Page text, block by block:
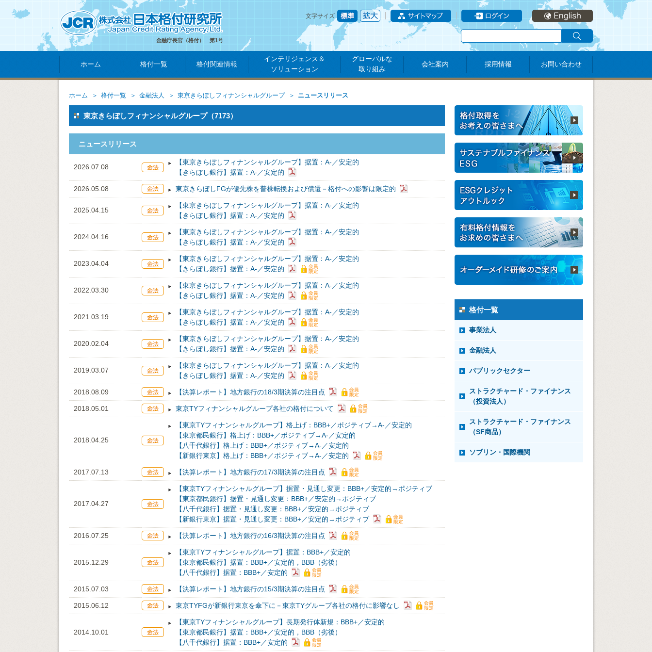
金融庁長官（格付） 第1号
文字サイズ
ホーム 格付一覧 格付関連情報
インテリジェンス＆
ソリューション
グローバルな
取り組み
会社案内 採用情報 お問い合わせ
ホーム 格付一覧 金融法人 東京きらぼしフィナンシャルグループ ニュースリリース
東京きらぼしフィナンシャルグループ（7173）
ニュースリリース
2026.07.08
【東京きらぼしフィナンシャルグループ】据置：A-／安定的
【きらぼし銀行】据置：A-／安定的
2026.05.08 東京きらぼしFGが優先株を普株転換および償還－格付への影響は限定的
2025.04.15
【東京きらぼしフィナンシャルグループ】据置：A-／安定的
【きらぼし銀行】据置：A-／安定的
2024.04.16
【東京きらぼしフィナンシャルグループ】据置：A-／安定的
【きらぼし銀行】据置：A-／安定的
2023.04.04
【東京きらぼしフィナンシャルグループ】据置：A-／安定的
【きらぼし銀行】据置：A-／安定的
2022.03.30
【東京きらぼしフィナンシャルグループ】据置：A-／安定的
【きらぼし銀行】据置：A-／安定的
2021.03.19
【東京きらぼしフィナンシャルグループ】据置：A-／安定的
【きらぼし銀行】据置：A-／安定的
2020.02.04
【東京きらぼしフィナンシャルグループ】据置：A-／安定的
【きらぼし銀行】据置：A-／安定的
2019.03.07
【東京きらぼしフィナンシャルグループ】据置：A-／安定的
【きらぼし銀行】据置：A-／安定的
2018.08.09 【決算レポート】地方銀行の18/3期決算の注目点
2018.05.01 東京TYフィナンシャルグループ各社の格付について
2018.04.25
【東京TYフィナンシャルグループ】格上げ：BBB+／ポジティブ→A-／安定的
【東京都民銀行】格上げ：BBB+／ポジティブ→A-／安定的
【八千代銀行】格上げ：BBB+／ポジティブ→A-／安定的
【新銀行東京】格上げ：BBB+／ポジティブ→A-／安定的
2017.07.13 【決算レポート】地方銀行の17/3期決算の注目点
2017.04.27
【東京TYフィナンシャルグループ】据置・見通し変更：BBB+／安定的→ポジティブ
【東京都民銀行】据置・見通し変更：BBB+／安定的→ポジティブ
【八千代銀行】据置・見通し変更：BBB+／安定的→ポジティブ
【新銀行東京】据置・見通し変更：BBB+／安定的→ポジティブ
2016.07.25 【決算レポート】地方銀行の16/3期決算の注目点
2015.12.29
【東京TYフィナンシャルグループ】据置：BBB+／安定的
【東京都民銀行】据置：BBB+／安定的，BBB（劣後）
【八千代銀行】据置：BBB+／安定的
2015.07.03 【決算レポート】地方銀行の15/3期決算の注目点
2015.06.12 東京TYFGが新銀行東京を傘下に－東京TYグループ各社の格付に影響なし
2014.10.01
【東京TYフィナンシャルグループ】長期発行体新規：BBB+／安定的
【東京都民銀行】据置：BBB+／安定的，BBB（劣後）
【八千代銀行】据置：BBB+／安定的
格付一覧
事業法人
金融法人
パブリックセクター
ストラクチャード・ファイナンス
（投資法人）
ストラクチャード・ファイナンス
（SF商品）
ソブリン・国際機関